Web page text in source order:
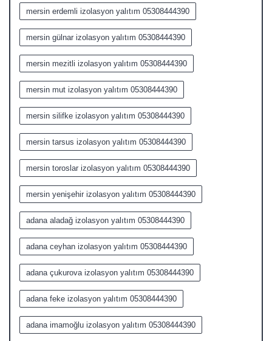
mersin erdemli izolasyon yalıtım 05308444390
mersin gülnar izolasyon yalıtım 05308444390
mersin mezitli izolasyon yalıtım 05308444390
mersin mut izolasyon yalıtım 05308444390
mersin silifke izolasyon yalıtım 05308444390
mersin tarsus izolasyon yalıtım 05308444390
mersin toroslar izolasyon yalıtım 05308444390
mersin yenişehir izolasyon yalıtım 05308444390
adana aladağ izolasyon yalıtım 05308444390
adana ceyhan izolasyon yalıtım 05308444390
adana çukurova izolasyon yalıtım 05308444390
adana feke izolasyon yalıtım 05308444390
adana imamoğlu izolasyon yalıtım 05308444390